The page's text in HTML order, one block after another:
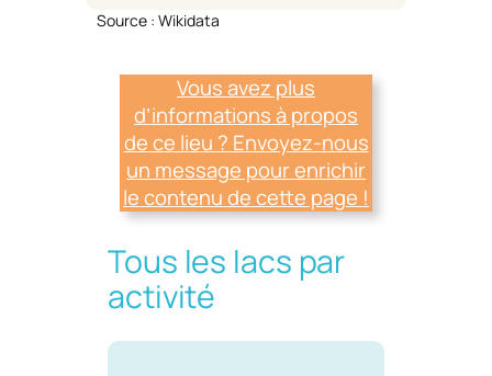
Source : Wikidata
Vous avez plus
d’informations à propos
de ce lieu ? Envoyez-nous
un message pour enrichir
le contenu de cette page !
Tous les lacs par
activité